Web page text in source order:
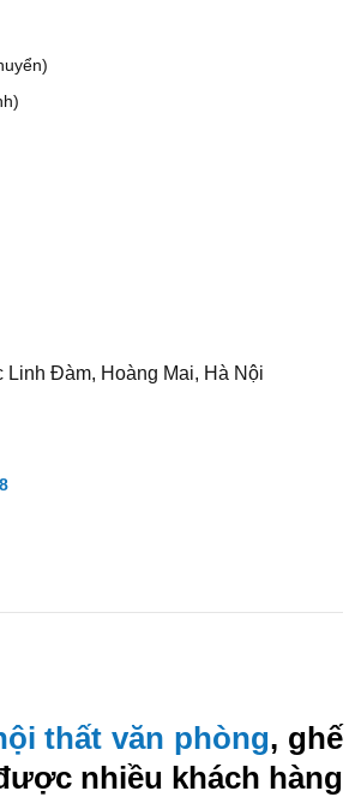
Đàm, Hoàng Mai, Hà Nội
thất văn phòng, ghế
nhiều khách hàng